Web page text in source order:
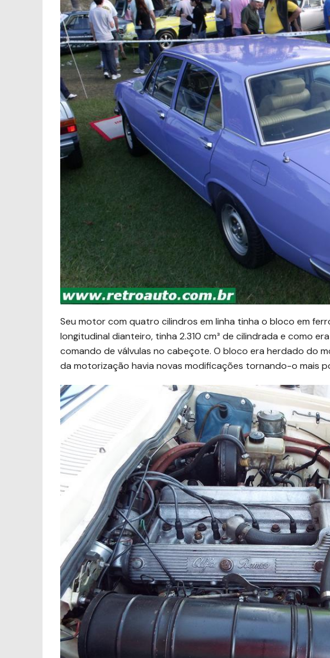
Seu motor com quatro cilindros em linha tinha o bloco em
longitudinal dianteiro, tinha 2.310 cm³ de cilindrada e como
comando de válvulas no cabeçote. O bloco era herdado do
da motorização havia novas modificações tornando-o mais